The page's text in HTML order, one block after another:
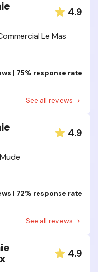
4.9
Le Mas
| 75% response rate
See all reviews
4.9
| 72% response rate
See all reviews
4.9